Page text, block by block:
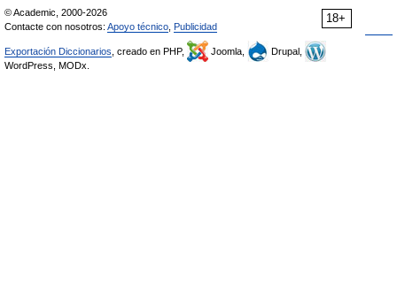
18+
© Academic, 2000-2026
Contacte con nosotros: Apoyo técnico Publicidad
Exportación Diccionarios , creado en PHP, Joomla,
Drupal,
WordPress, MODx.